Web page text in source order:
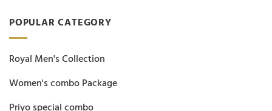
POPULAR CATEGORY
Royal Men's Collection
Women's combo Package
Priyo special combo